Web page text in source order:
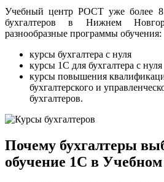
Учебный центр РОСТ уже более 8
бухгалтеров в Нижнем
разнообразные программы обучения:
курсы бухгалтера с нуля
курсы 1С для бухгалтера с нуля
курсы повышения
бухгалтерского и
бухгалтеров.
Почему бухгалтеры
обучение 1С в